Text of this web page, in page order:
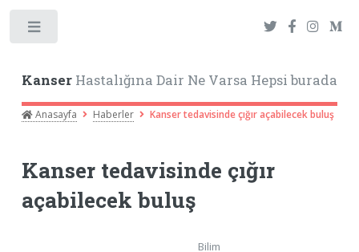
KanserHastalığına Dair Ne Varsa Hepsi burada
Anasayfa Haberler Kanser tedavisinde çığır açabilecek buluş
Kanser tedavisinde çığır
açabilecek buluş
Bilim